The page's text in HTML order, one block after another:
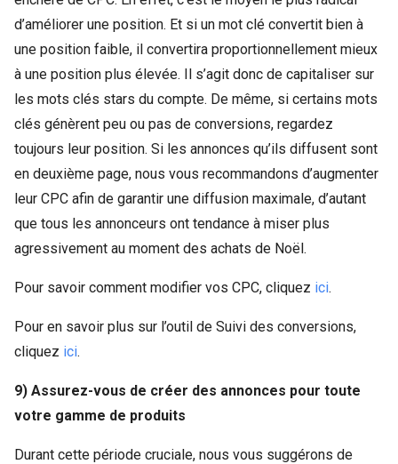
d’améliorer une position. Et si un mot clé convertit bien à
une position faible, il convertira proportionnellement mieux
à une position plus élevée. Il s’agit donc de capitaliser sur
les mots clés stars du compte. De même, si certains mots
clés génèrent peu ou pas de conversions, regardez
toujours leur position. Si les annonces qu’ils diffusent sont
en deuxième page, nous vous recommandons d’augmenter
leur CPC afin de garantir une diffusion maximale, d’autant
que tous les annonceurs ont tendance à miser plus
agressivement au moment des achats de Noël.
Pour savoir comment modifier vos CPC, cliquez ici.
Pour en savoir plus sur l’outil de Suivi des conversions,
cliquez ici.
9) Assurez-vous de créer des annonces pour toute
votre gamme de produits
Durant cette période cruciale, nous vous suggérons de